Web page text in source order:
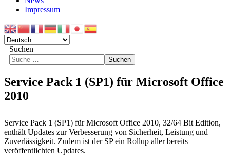
Impressum
Suchen
Suchen
Service Pack 1 (SP1) für Microsoft Office
2010
Service Pack 1 (SP1) für Microsoft Office 2010, 32/64 Bit Edition,
enthält Updates zur Verbesserung von Sicherheit, Leistung und
Zuverlässigkeit. Zudem ist der SP ein Rollup aller bereits
veröffentlichten Updates.